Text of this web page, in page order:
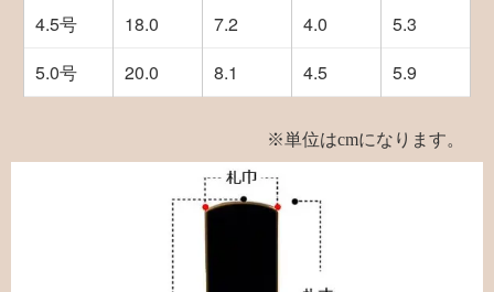
4.5号 18.0 7.2 4.0
5.3
5.0号
20.0 8.1 4.5 5.9
※単位はcmになります。